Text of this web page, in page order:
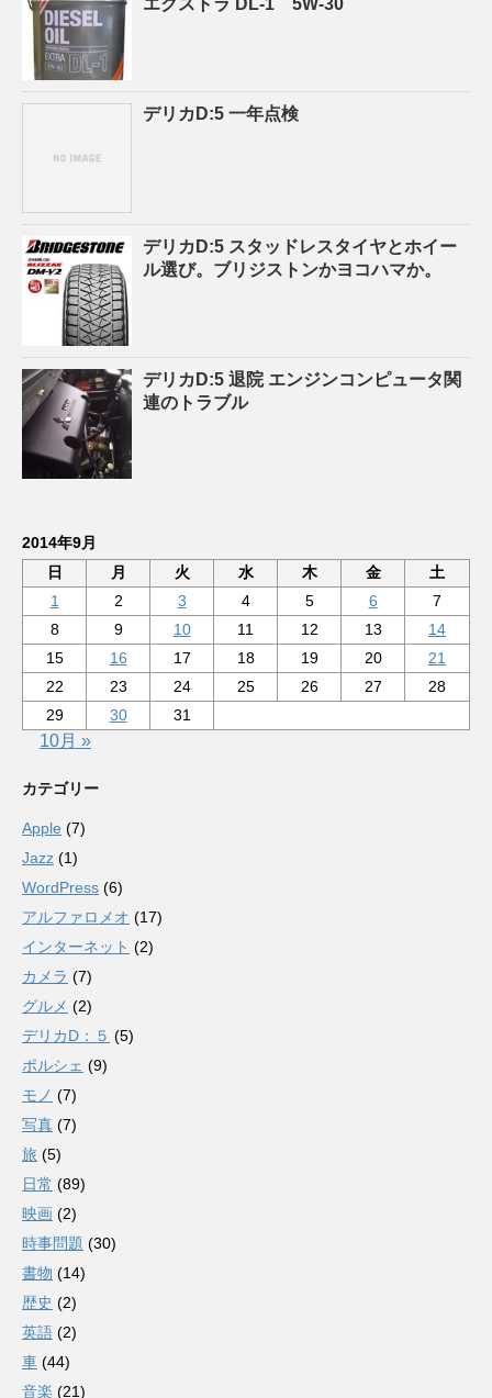
エクストラ DL-1 5W-30
デリカD:5 一年点検
デリカD:5 スタッドレスタイヤとホイー
ル選び。ブリジストンかヨコハマか。
デリカD:5 退院 エンジンコンピュータ関
連のトラブル
2014年9月
日
月 火 水 木 金
土
1
2 3 4 5 6
7
8
9 10 11 12 13
14
15
16 17 18 19 20
21
22
23 24 25 26 27
28
29
30 31
10月 »
カテゴリー
Apple (7)
Jazz (1)
WordPress (6)
アルファロメオ (17)
インターネット (2)
カメラ (7)
グルメ (2)
デリカD：５ (5)
ポルシェ (9)
モノ (7)
写真 (7)
旅 (5)
日常 (89)
映画 (2)
時事問題 (30)
書物 (14)
歴史 (2)
英語 (2)
車 (44)
音楽 (21)